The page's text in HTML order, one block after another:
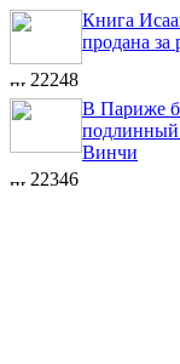
Книга
продана
22248
В Париже
подлинный
Винчи
22346